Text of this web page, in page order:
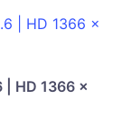
| HD 1366 x